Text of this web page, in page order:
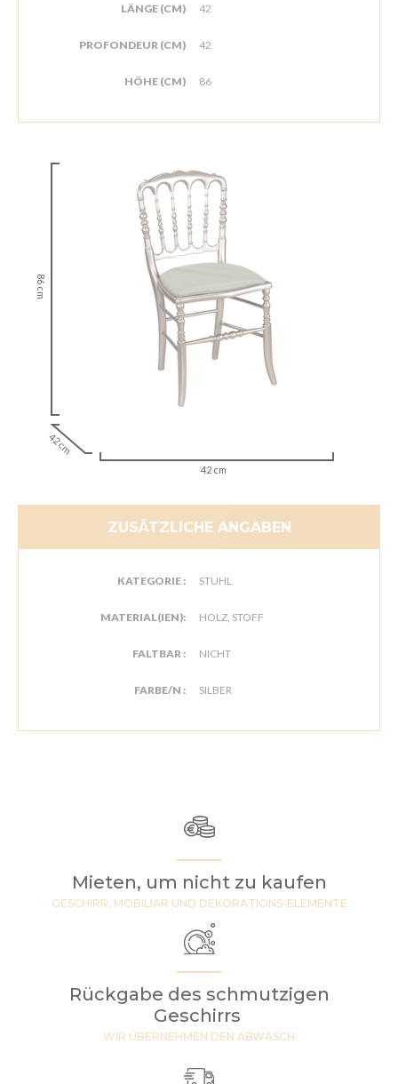
LÄNGE (CM) 42
PROFONDEUR (CM) 42
HÖHE (CM) 86
86 cm
42 cm
42 cm
ZUSÄTZLICHE ANGABEN
KATEGORIE : STUHL
MATERIAL(IEN): HOLZ, STOFF
FALTBAR : NICHT
FARBE/N : SILBER
Mieten, um nicht zu kaufen
GESCHIRR, MOBILIAR UND DEKORATIONS-ELEMENTE
Rückgabe des schmutzigen
Geschirrs
WIR ÜBERNEHMEN DEN ABWASCH